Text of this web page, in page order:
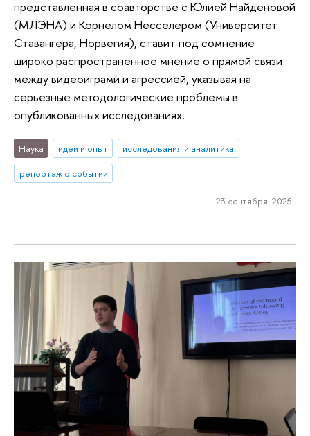
представленная в соавторстве с Юлией Найденовой
(МЛЭНА) и Корнелом Несселером (Университет
Ставангера, Норвегия), ставит под сомнение
широко распространенное мнение о прямой связи
между видеоиграми и агрессией, указывая на
серьезные методологические проблемы в
опубликованных исследованиях.
Наука идеи и опыт
исследования и аналитика
репортаж о событии
23 сентября 2025